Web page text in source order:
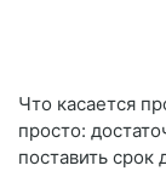
Что касается
просто:
поставить